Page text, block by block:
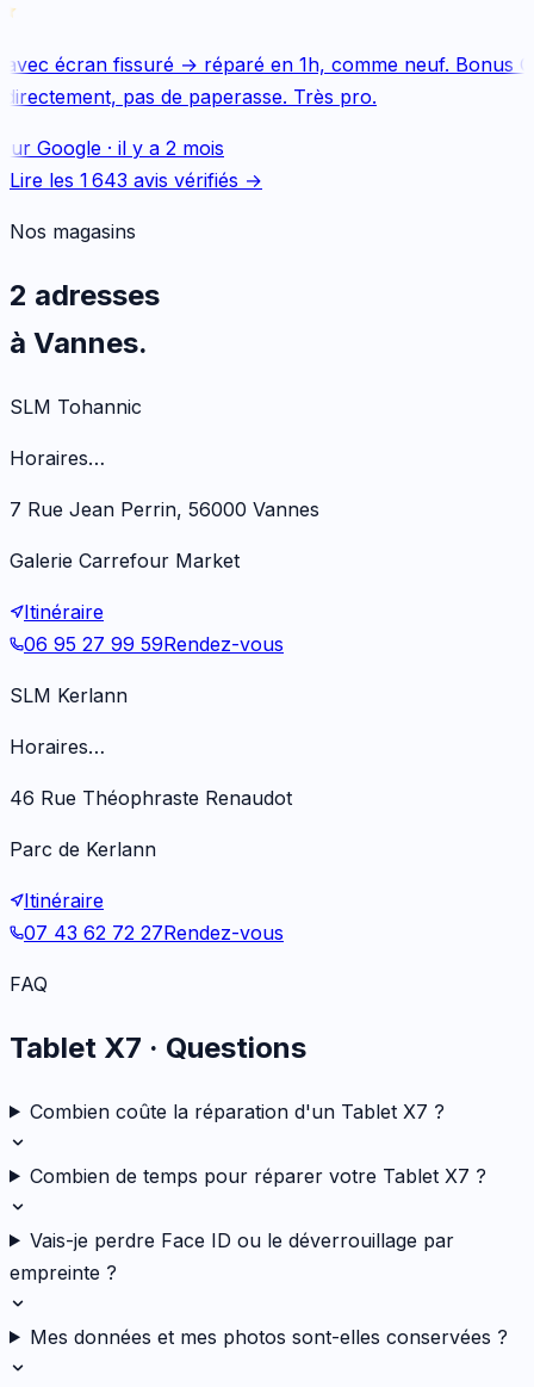
écran fissuré → réparé en 1h, comme neuf. Bonus
pas de paperasse. Très pro.
Google· il y a 2 mois
Lire les 1 643 avis vérifiés →
Nos magasins
2 adresses
à Vannes.
SLM Tohannic
Horaires…
7 Rue Jean Perrin, 56000 Vannes
Galerie Carrefour Market
Itinéraire
06 95 27 99 59Rendez-vous
SLM Kerlann
Horaires…
46 Rue Théophraste Renaudot
Parc de Kerlann
Itinéraire
07 43 62 72 27Rendez-vous
FAQ
Tablet X7 · Questions
Combien coûte la réparation d'un Tablet X7 ?
Combien de temps pour réparer votre Tablet X7 ?
Vais-je perdre Face ID ou le déverrouillage par
empreinte ?
Mes données et mes photos sont-elles conservées ?